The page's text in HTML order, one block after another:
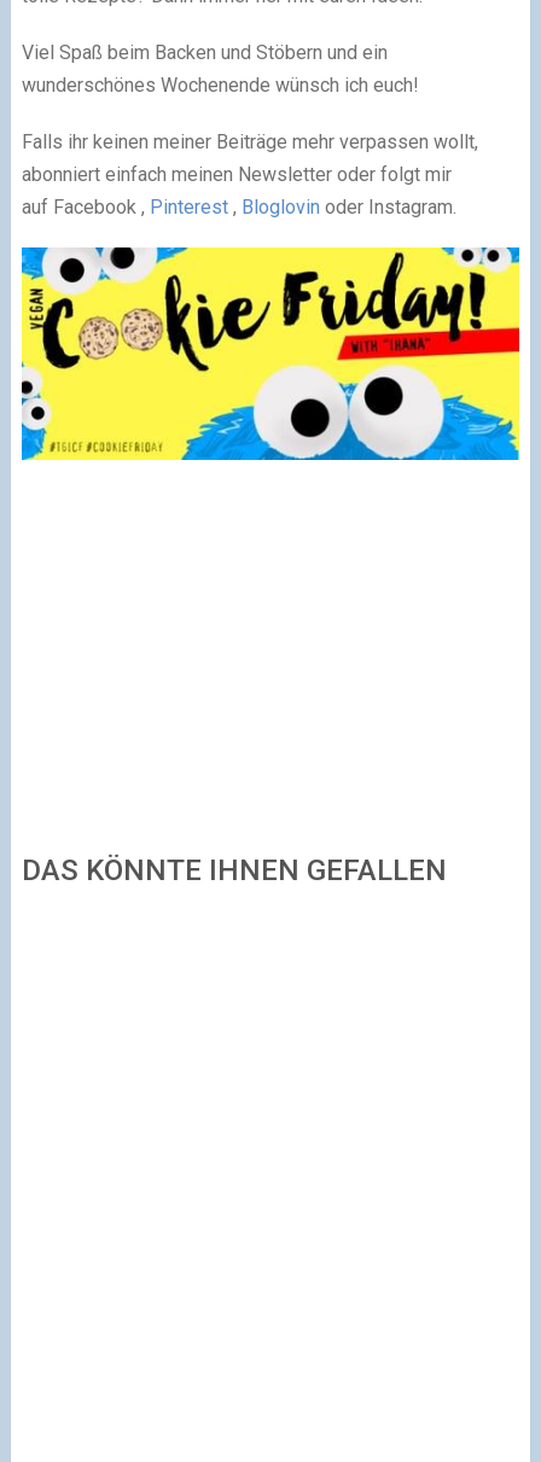
Viel Spaß beim Backen und Stöbern und ein
wunderschönes Wochenende wünsch ich euch!
Falls ihr keinen meiner Beiträge mehr verpassen wollt,
abonniert einfach meinen Newsletter oder folgt mir
auf Facebook , Pinterest, Bloglovin oder Instagram.
DAS KÖNNTE IHNEN GEFALLEN